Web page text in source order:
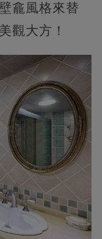
龕風格來替
觀大方！